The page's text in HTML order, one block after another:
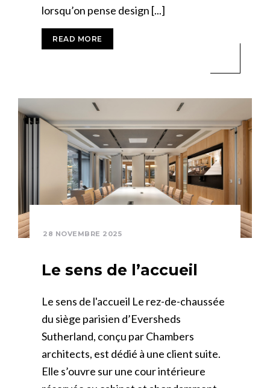
lorsqu’on pense design [...]
READ MORE
28 NOVEMBRE 2025
Le sens de l’accueil
Le sens de l'accueil Le rez-de-chaussée
du siège parisien d’Eversheds
Sutherland, conçu par Chambers
architects, est dédié à une client suite.
Elle s’ouvre sur une cour intérieure